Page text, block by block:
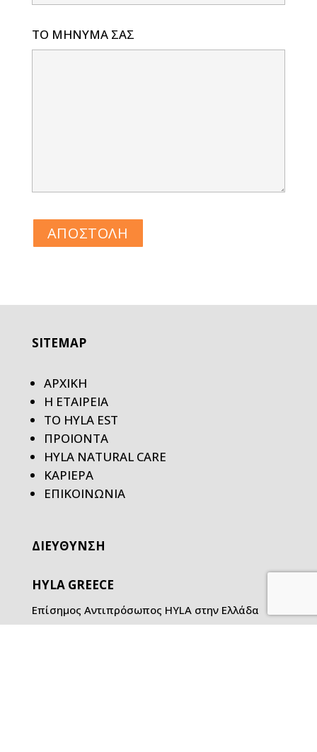
ΤΟ ΜΗΝΥΜΑ ΣΑΣ
SITEMAP
ΑΡΧΙΚΗ
Η ΕΤΑΙΡΕΙΑ
ΤΟ HYLA EST
ΠΡΟΙΟΝΤΑ
HYLA NATURAL CARE
ΚΑΡΙΕΡΑ
ΕΠΙΚΟΙΝΩΝΙΑ
ΔΙΕΥΘΥΝΣΗ
HYLA GREECE
Επίσημος Αντιπρόσωπος HYLA στην Ελλάδα
Χρήστος Μαχούχας